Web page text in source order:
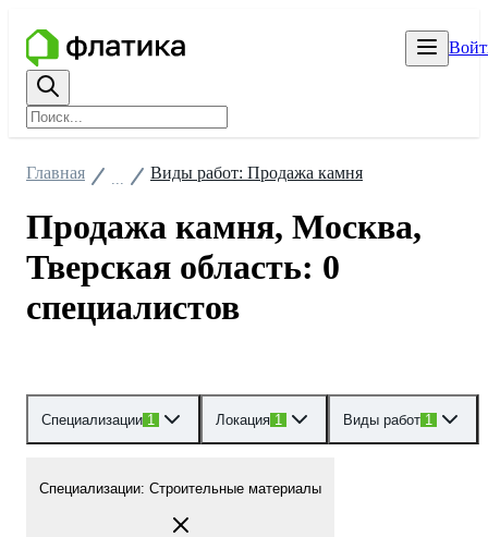
Главная Виды работ: Продажа камня
Продажа камня, Москва,
Тверская область: 0
специалистов
Специализации 1 Локация 1 Виды работ 1
Специализации: Строительные материалы